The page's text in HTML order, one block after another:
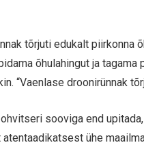
tõrjuti edukalt piirkonna
õhulahingut ja
“Vaenlase droonirünnak
sooviga end
ühe